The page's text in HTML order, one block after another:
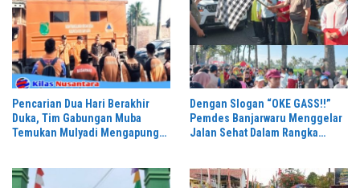
Pencarian Dua Hari Berakhir
Duka, Tim Gabungan Muba
Temukan Mulyadi Mengapung
Dengan Slogan “OKE GASS!!”
Pemdes Banjarwaru Menggelar
Jalan Sehat Dalam Rangka